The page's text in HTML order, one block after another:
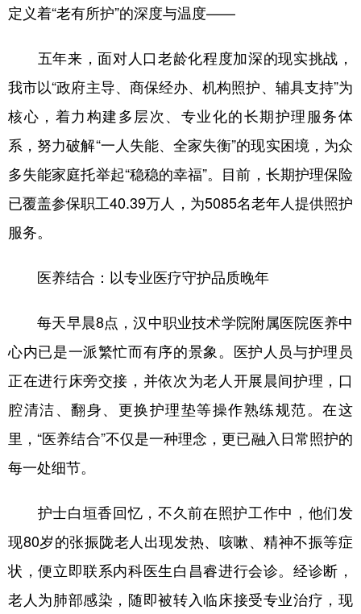
定义着“老有所护”的深度与温度——
五年来，面对人口老龄化程度加深的现实挑战，
我市以“政府主导、商保经办、机构照护、辅具支持”为
核心，着力构建多层次、专业化的长期护理服务体
系，努力破解“一人失能、全家失衡”的现实困境，为众
多失能家庭托举起“稳稳的幸福”。目前，长期护理保险
已覆盖参保职工40.39万人，为5085名老年人提供照护
服务。
医养结合：以专业医疗守护品质晚年
每天早晨8点，汉中职业技术学院附属医院医养中
心内已是一派繁忙而有序的景象。医护人员与护理员
正在进行床旁交接，并依次为老人开展晨间护理，口
腔清洁、翻身、更换护理垫等操作熟练规范。在这
里，“医养结合”不仅是一种理念，更已融入日常照护的
每一处细节。
护士白垣香回忆，不久前在照护工作中，他们发
现80岁的张振陇老人出现发热、咳嗽、精神不振等症
状，便立即联系内科医生白昌睿进行会诊。经诊断，
老人为肺部感染，随即被转入临床接受专业治疗，现